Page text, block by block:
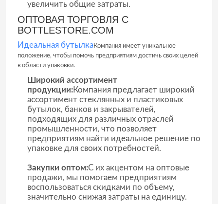
увеличить общие затраты.
ОПТОВАЯ ТОРГОВЛЯ С
BOTTLESTORE.COM
Идеальная бутылкаКомпания имеет уникальное
положение, чтобы помочь предприятиям достичь своих целей
в области упаковки.
Широкий ассортимент
продукции:Компания предлагает широкий
ассортимент стеклянных и пластиковых
бутылок, банков и закрывателей,
подходящих для различных отраслей
промышленности, что позволяет
предприятиям найти идеальное решение по
упаковке для своих потребностей.
Закупки оптом:С их акцентом на оптовые
продажи, мы помогаем предприятиям
воспользоваться скидками по объему,
значительно снижая затраты на единицу.